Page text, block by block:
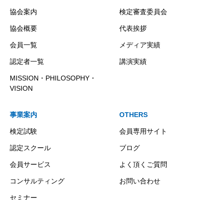
協会案内
協会概要
会員一覧
認定者一覧
MISSION・PHILOSOPHY・
VISION
検定審査委員会
代表挨拶
メディア実績
講演実績
事業案内
検定試験
認定スクール
会員サービス
コンサルティング
セミナー
OTHERS
会員専用サイト
ブログ
よく頂くご質問
お問い合わせ